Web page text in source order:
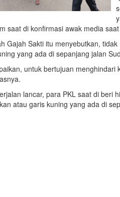
saat di konfirmasi awak media
Gajah Sakti itu menyebutkan,
yang ada di sepanjang jalan
untuk bertujuan
lancar, para PKL saat di beri
atau garis kuning yang ada di